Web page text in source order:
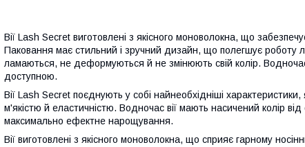
Вії Lash Secret виготовлені з якісного моноволокна, що
Паковання має стильний і зручний дизайн, що полегшує роботу
ламаються, не деформуються й не змінюють свій колір.
доступною.
Вії Lash Secret поєднують у собі найнеобхідніші
м'якістю й еластичністю. Водночас вії мають насичений колір
максимально ефектне нарощування.
Вії виготовлені з якісного моноволокна, що сприяє гарному